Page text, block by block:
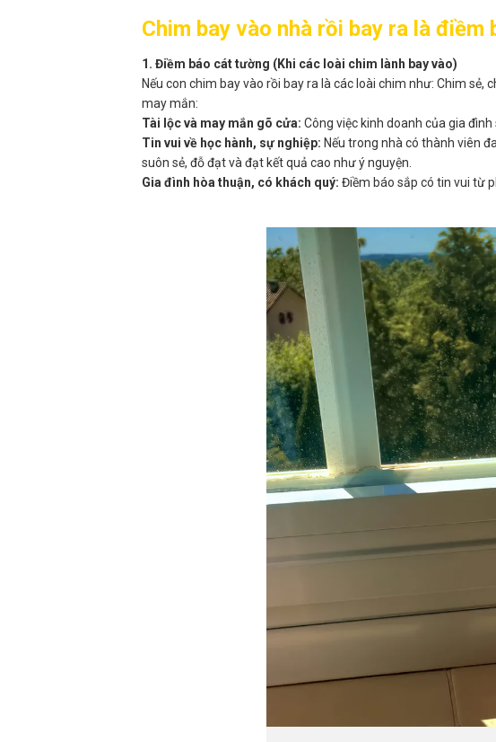
Chim bay vào nhà rồi bay ra là điềm
1. Điềm báo cát tường (Khi các loài chim lành bay vào)
Nếu con chim bay vào rồi bay ra là các loài chim như: Chim
may mắn:
Tài lộc và may mắn gõ cửa: Công việc kinh doanh của gia
Tin vui về học hành, sự nghiệp: Nếu trong nhà có thành viên
suôn sẻ, đỗ đạt và đạt kết quả cao như ý nguyện.
Gia đình hòa thuận, có khách quý: Điềm báo sắp có tin vui từ